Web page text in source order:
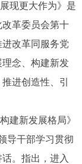
现更大作为》是
改革委员会第十
改革同服务党
念、构建新发
进创造性、引
建新发展格局》
导干部学习贯彻
。指出，进入